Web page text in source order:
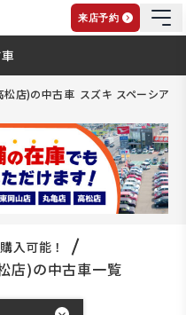
来店予約
松店)の中古車 スズキ スペーシア(
入可能！
店)の中古車一覧